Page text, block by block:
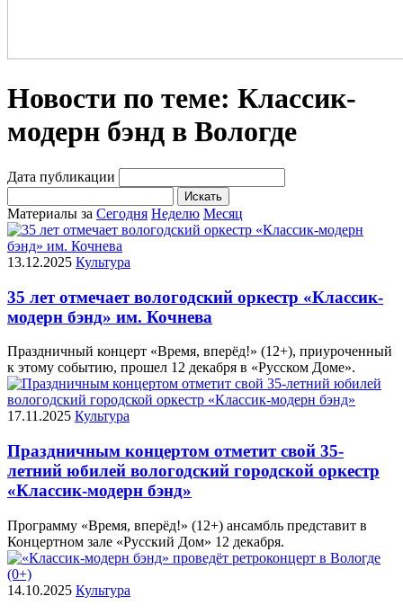
Новости по теме: Классик-
модерн бэнд в Вологде
Дата публикации
Искать
Материалы за Сегодня Неделю Месяц
13.12.2025 Культура
35 лет отмечает вологодский оркестр «Классик-
модерн бэнд» им. Кочнева
Праздничный концерт «Время, вперёд!» (12+), приуроченный
к этому событию, прошел 12 декабря в «Русском Доме».
17.11.2025 Культура
Праздничным концертом отметит свой 35-
летний юбилей вологодский городской оркестр
«Классик-модерн бэнд»
Программу «Время, вперёд!» (12+) ансамбль представит в
Концертном зале «Русский Дом» 12 декабря.
14.10.2025 Культура